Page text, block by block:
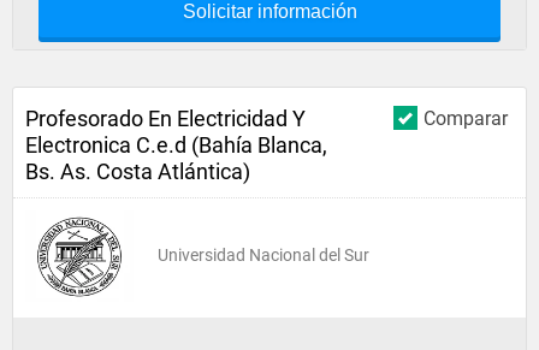
Solicitar información
Comparar
Profesorado En Electricidad Y
Electronica C.e.d (Bahía Blanca,
Bs. As. Costa Atlántica)
Universidad Nacional del Sur